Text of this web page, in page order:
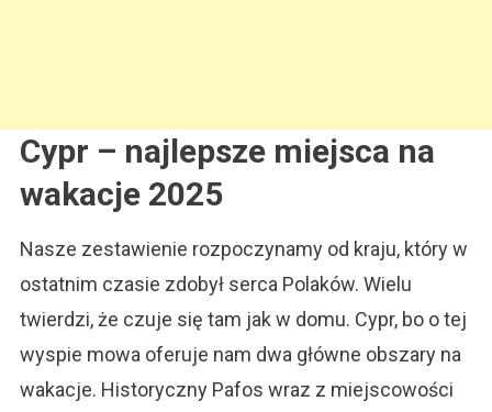
Cypr – najlepsze miejsca na
wakacje 2025
Nasze zestawienie rozpoczynamy od kraju, który w
ostatnim czasie zdobył serca Polaków. Wielu
twierdzi, że czuje się tam jak w domu. Cypr, bo o tej
wyspie mowa oferuje nam dwa główne obszary na
wakacje. Historyczny Pafos wraz z miejscowości